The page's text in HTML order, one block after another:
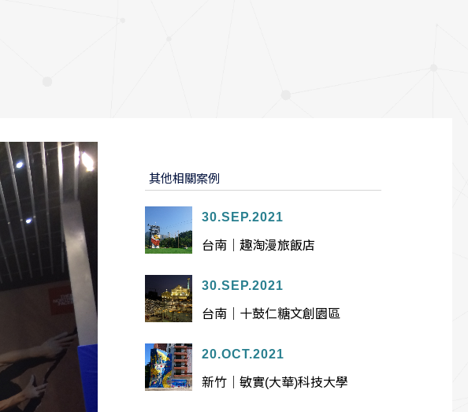
其他相關案例
30.SEP.2021
台南｜趣淘漫旅飯店
30.SEP.2021
台南｜十鼓仁糖文創園區
20.OCT.2021
新竹｜敏實(大華)科技大學